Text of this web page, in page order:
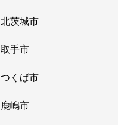
北茨城市
取手市
つくば市
鹿嶋市